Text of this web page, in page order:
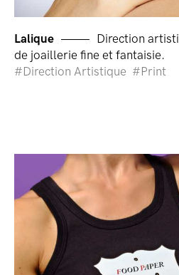
Lalique
Direction
de joaillerie fine et fantaisie.
Direction Artistique
Print